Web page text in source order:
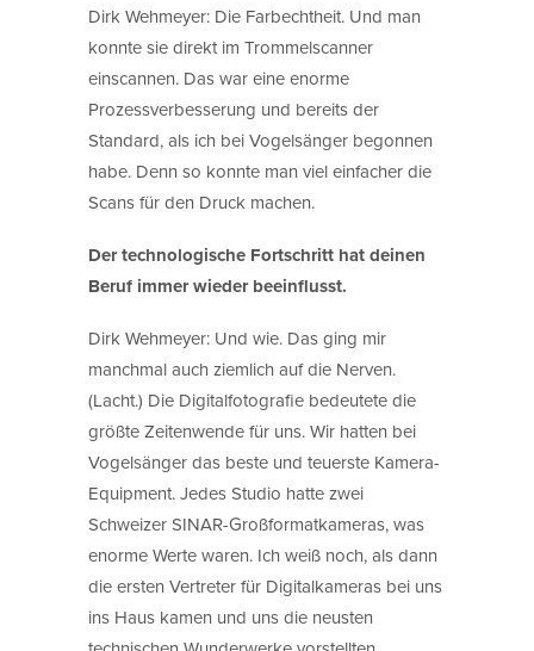
Dirk Wehmeyer: Die Farbechtheit. Und man
konnte sie direkt im Trommelscanner
einscannen. Das war eine enorme
Prozessverbesserung und bereits der
Standard, als ich bei Vogelsänger begonnen
habe. Denn so konnte man viel einfacher die
Scans für den Druck machen.
Der technologische Fortschritt hat deinen
Beruf immer wieder beeinflusst.
Dirk Wehmeyer: Und wie. Das ging mir
manchmal auch ziemlich auf die Nerven.
(Lacht.) Die Digitalfotografie bedeutete die
größte Zeitenwende für uns. Wir hatten bei
Vogelsänger das beste und teuerste Kamera-
Equipment. Jedes Studio hatte zwei
Schweizer SINAR-Großformatkameras, was
enorme Werte waren. Ich weiß noch, als dann
die ersten Vertreter für Digitalkameras bei uns
ins Haus kamen und uns die neusten